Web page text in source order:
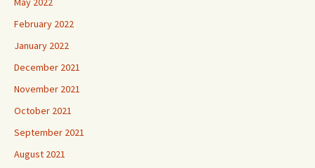
February 2022
January 2022
December 2021
November 2021
October 2021
September 2021
August 2021